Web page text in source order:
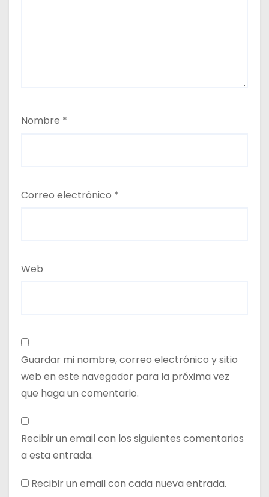
Nombre *
Correo electrónico *
Web
Guardar mi nombre, correo electrónico y sitio
web en este navegador para la próxima vez
que haga un comentario.
Recibir un email con los siguientes comentarios
a esta entrada.
Recibir un email con cada nueva entrada.